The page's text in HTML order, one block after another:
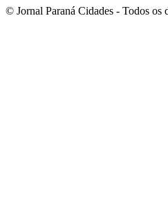
© Jornal Paraná Cidades - Todos os